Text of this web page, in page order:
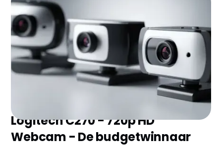
Zoek je de beste webcam zonder eindeloos te
vergelijken? Wij hebben de 7 topmodellen van 2026
voor je geselecteerd en de belangrijkste plus- en
minpunten op een rij gezet. Ontdek snel welke het
beste bij jou past!
Logitech C270 - 720p HD
Webcam - De budgetwinnaar